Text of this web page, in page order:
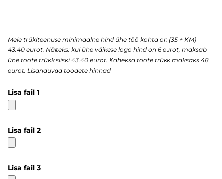
Meie trükiteenuse minimaalne hind ühe töö kohta on (35 + KM)
43.40 eurot. Näiteks: kui ühe väikese logo hind on 6 eurot, maksab
ühe toote trükk siiski 43.40 eurot. Kaheksa toote trükk maksaks 48
eurot. Lisanduvad toodete hinnad.
Lisa fail 1
Lisa fail 2
Lisa fail 3